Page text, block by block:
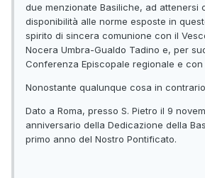
due menzionate Basiliche, ad attenersi
disponibilità alle norme esposte in
spirito di sincera comunione con il
Nocera Umbra-Gualdo Tadino e, per
Conferenza Episcopale regionale e
Nonostante qualunque cosa in
Dato a Roma, presso S. Pietro il 9
anniversario della Dedicazione della
primo anno del Nostro Pontificato.